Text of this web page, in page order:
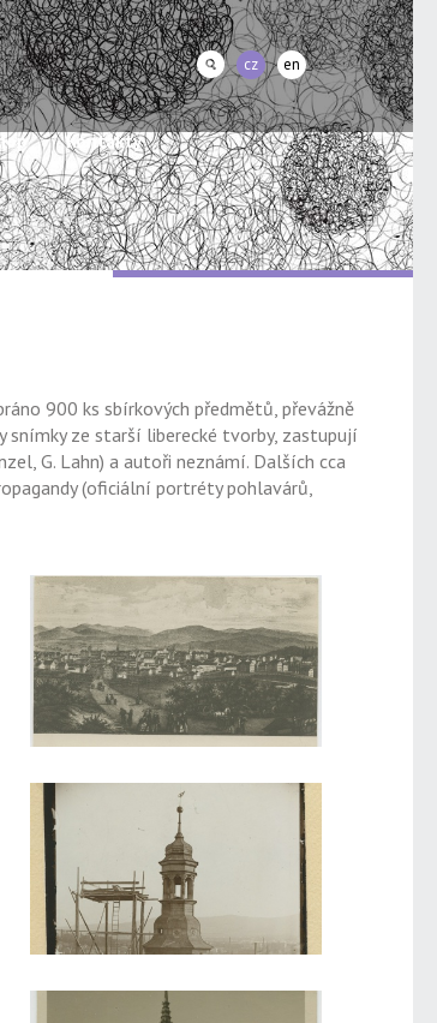
cz en
Kontakty
900 ks sbírkových předmětů, převážně
ze starší liberecké tvorby, zastupují
G. Lahn) a autoři neznámí. Dalších cca
(oficiální portréty pohlavárů,